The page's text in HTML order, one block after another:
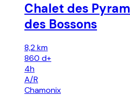
Chalet des
des Bossons
8,2 km
860 d+
4h
A/R
Chamonix